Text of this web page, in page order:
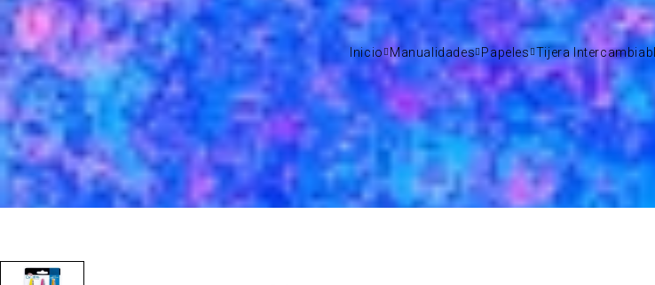
Inicio Manualidades Papeles Tijera